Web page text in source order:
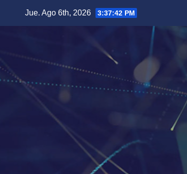
Jue. Ago 6th, 2026 3:37:44 PM